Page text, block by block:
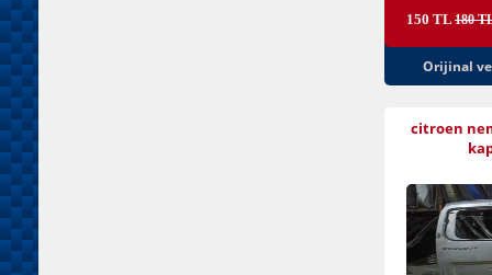
150 TL 180
Orijinal ve
citroen